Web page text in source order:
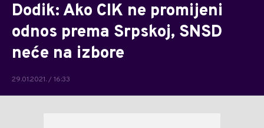
Dodik: Ako CIK ne promijeni
odnos prema Srpskoj, SNSD
neće na izbore
29.01.2021. / 16:33